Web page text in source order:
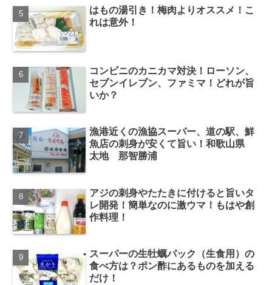
はもの湯引き！梅肉よりオススメ！こ
れは意外！
コンビニのカニカマ対決！ローソン、
セブンイレブン、ファミマ！どれが旨
いか？
漁港近くの漁協スーパー、道の駅、鮮
魚店の刺身が安くて旨い！和歌山県
太地 那智勝浦
アジの刺身やたたきに付けると旨いタ
レ開発！簡単なのに激ウマ！もはや創
作料理！
スーパーの生牡蠣パック（生食用）の
食べ方は？ポン酢にあるものを加える
だけ！